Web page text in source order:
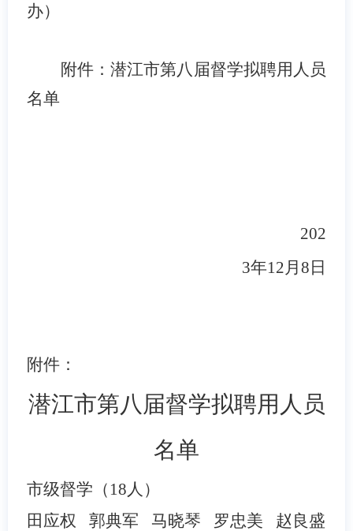
办）
附件：潜江市第八届督学拟聘用人员
名单
202
3年12月8日
附件：
潜江市第八届督学拟聘用人员
名单
市级督学（ 18人 ）
田应权
郭典军 马晓琴 罗忠美
赵良盛